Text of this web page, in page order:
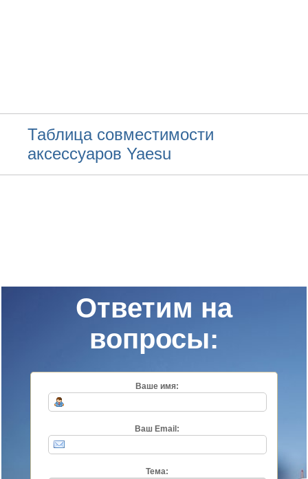
Таблица совместимости
аксессуаров Yaesu
Ответим на
вопросы:
Ваше имя:
Ваш Email:
Тема: